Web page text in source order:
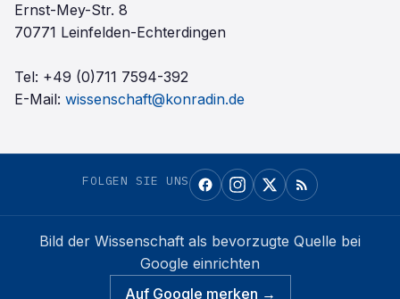
Ernst-Mey-Str. 8
70771 Leinfelden-Echterdingen
Tel: +49 (0)711 7594-392
E-Mail: wissenschaft@konradin.de
FOLGEN SIE UNS
Bild der Wissenschaft als bevorzugte Quelle bei
Google einrichten
Auf Google merken →